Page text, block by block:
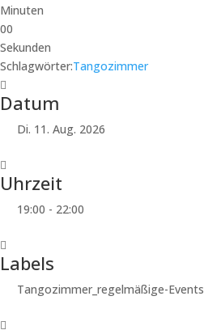
Minuten
00
Sekunden
Schlagwörter:Tangozimmer
Datum
Di. 11. Aug. 2026
Uhrzeit
19:00 - 22:00
Labels
Tangozimmer_regelmäßige-Events